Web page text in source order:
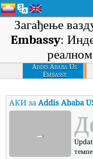
Загађење
Embassy:
Addis Ababa Us
Embassy
АКИ заAddis Ababa
-